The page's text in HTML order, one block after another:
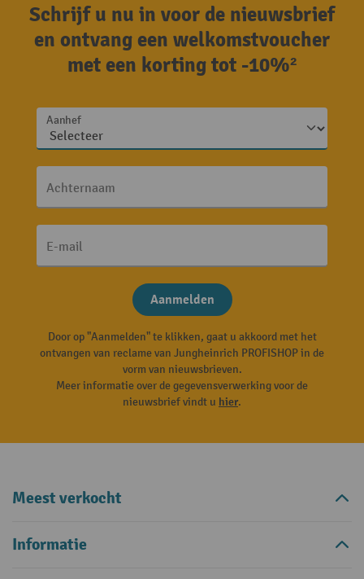
Schrijf u nu in voor de nieuwsbrief
en ontvang een welkomstvoucher
met een korting tot -10%²
Aanhef
Achternaam
E-mail
Aanmelden
Door op "Aanmelden" te klikken, gaat u akkoord met het
ontvangen van reclame van Jungheinrich PROFISHOP in de
vorm van nieuwsbrieven.
Meer informatie over de gegevensverwerking voor de
nieuwsbrief vindt u hier.
Meest verkocht
Informatie